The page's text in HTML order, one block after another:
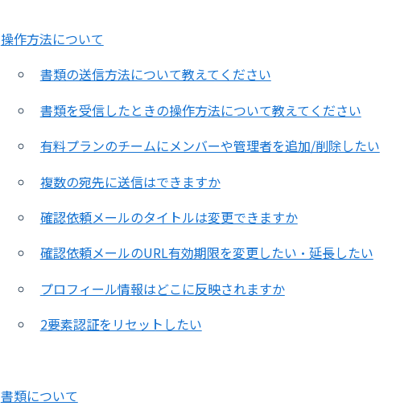
操作方法について
書類の送信方法について教えてください
書類を受信したときの操作方法について教えてください
有料プランのチームにメンバーや管理者を追加/削除したい
複数の宛先に送信はできますか
確認依頼メールのタイトルは変更できますか
確認依頼メールのURL有効期限を変更したい・延長したい
プロフィール情報はどこに反映されますか
2要素認証をリセットしたい
書類について